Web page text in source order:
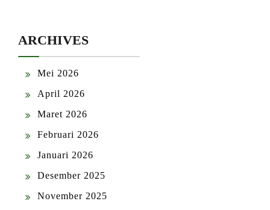
ARCHIVES
Mei 2026
April 2026
Maret 2026
Februari 2026
Januari 2026
Desember 2025
November 2025